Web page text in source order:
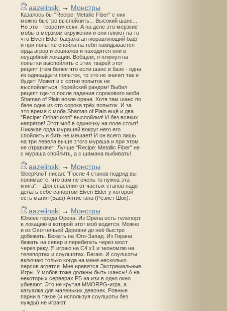
aazelinski → Монстры
Казалось бы "Recipe: Metallic Fiber" с них
можно быстро выспойлить... Высокий шанс...
Но это - теоретически. А на деле это мерзкие
мобы в мерзком окружении и они плюют на то
что Elven Elder бафала антиоравляющий баф
и при попытке спойла на тебя накидывается
орда агров и социалов и находятся они в
неудобной локации. Вобщем, я плюнул на
попытки выспойлить с этих тварей этот
рецепт (тем более что если шанс в базе - одна
из одинадцати попыток, то это не значит так и
будет! Может и с сотни попыток не
выспойлиться! Корейский рандом! Выбил
рецепт где-то после падения сорокового моба
Shaman of Plain возле орена. Хотя там шанс по
базе одна из сто сорока трёх попыток. И за
это время с моба Shaman of Plain ещё и два
"Recipe: Oriharukon" выспойлил! И без всяких
напрягов! Этот моб в одиночку на поле стоит!
Никакая орда мурашей вокруг него его
спойлить и бить не мешает! И он всего лишь
на три левела выше этого мураша и при этом
не отравляет! Лучше "Recipe: Metallic Fiber" не
с мураша спойлить, а с шамана выбивать!
aazelinski → Монстры
SleepKnoT писал: "После 4 станов подряд вы
понимаете, что вам не очень то нужна эта
книга". - Для спасения от частых станов надо
делать себе сапортом Elven Elder у которой
есть магия (Баф) Антистана (Резист Шок).
aazelinski → Монстры
Южнее города Орена. Из Орена есть телепорт
в локацию в которой этот моб водится. Можно
и из Охотничьей Деревни до неё быстро
добежать. Бежать на Юго-Запад. Из Гирана
бежать на север и перебегать через мост
через реку. Я играю на С4 х1 и экономлю на
телепортах и соулшотах. Бегаю. И соулшоты
включаю только когда на меня несколько
персов агрятся. Мне нравятся Экстремальные
Игры. У мобов тоже должны быть шансы! А на
некоторых серверах РБ на изи в одно окно
убивают. Это не крутая MMORPG-игра, а
казуалка для маленьких девочек. Ровные
парни в такое (и используя соулшоты без
нужды) не играют.